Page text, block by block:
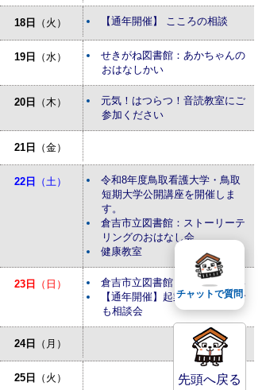
18日 （火） 【通年開催】 こころの相談
19日 （水）
せきがね図書館：あかちゃんの
おはなしかい
20日 （木）
元気！はつらつ！音読教室にご
参加ください
21日 （金）
22日 （土）
令和8年度鳥取看護大学・鳥取
短期大学公開講座を開催しま
す。
倉吉市立図書館：ストーリーテ
リングのおはなし会
健康教室
23日 （日）
倉吉市立図書館：おはなしかい
【通年開催】起業・経営なんで
も相談会
24日 （月）
25日 （火） 先頭へ戻る
チャットで質問